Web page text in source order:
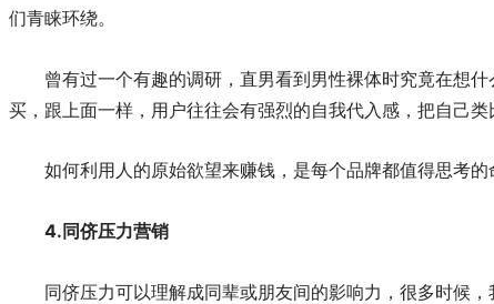
们青睐环绕。
曾有过一个有趣的调研，直男看到男性裸体时究竟在想
买，跟上面一样，用户往往会有强烈的自我代入感，把自己类
如何利用人的原始欲望来赚钱，是每个品牌都值得思考的
4. 同侪压力营销
同侪压力可以理解成同辈或朋友间的影响力，很多时候，